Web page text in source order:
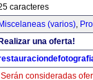
caracteres
Miscelaneas (varios),
Realizar una oferta!
Serán consideradas